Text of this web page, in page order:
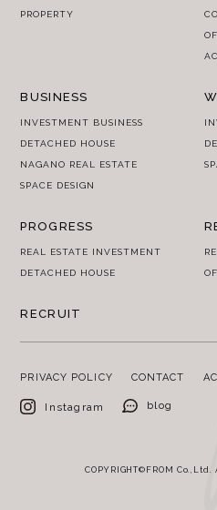
PROPERTY
BUSINESS
INVESTMENT BUSINESS
DETACHED HOUSE
NAGANO REAL ESTATE
SPACE DESIGN
PROGRESS
REAL ESTATE INVESTMENT
DETACHED HOUSE
RECRUIT
PRIVACY POLICY CONTACT
Instagram blog
COPYRIGHT©FROM Co.,Ltd.